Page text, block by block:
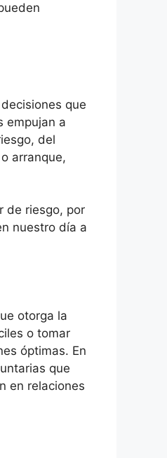
que
empujan a
del
arranque,
de riesgo, por
nuestro día a
otorga la
o tomar
óptimas. En
que
en relaciones